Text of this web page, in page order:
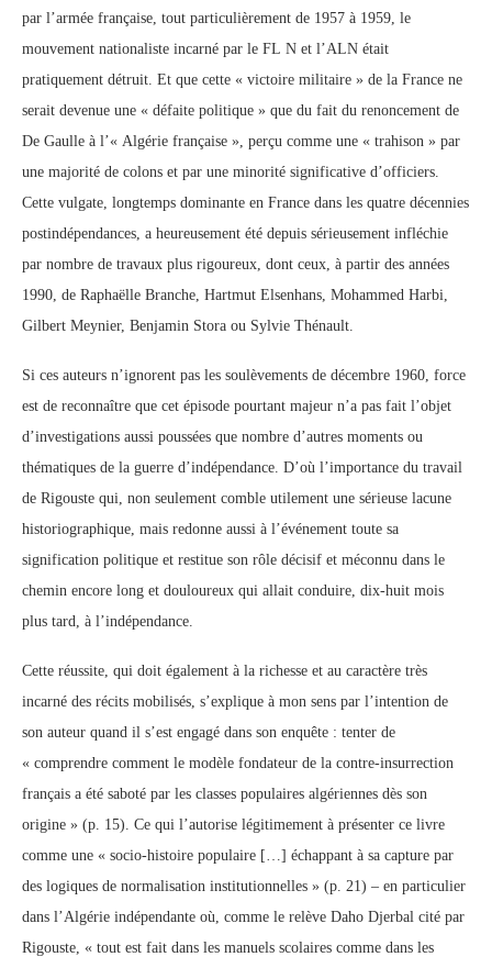
par l’armée française, tout particulièrement de 1957 à 1959, le
mouvement nationaliste incarné par le FL N et l’ALN était
pratiquement détruit. Et que cette « victoire militaire » de la France ne
serait devenue une « défaite politique » que du fait du renoncement de
De Gaulle à l’« Algérie française », perçu comme une « trahison » par
une majorité de colons et par une minorité significative d’officiers.
Cette vulgate, longtemps dominante en France dans les quatre décennies
postindépendances, a heureusement été depuis sérieusement infléchie
par nombre de travaux plus rigoureux, dont ceux, à partir des années
1990, de Raphaëlle Branche, Hartmut Elsenhans, Mohammed Harbi,
Gilbert Meynier, Benjamin Stora ou Sylvie Thénault.
Si ces auteurs n’ignorent pas les soulèvements de décembre 1960, force
est de reconnaître que cet épisode pourtant majeur n’a pas fait l’objet
d’investigations aussi poussées que nombre d’autres moments ou
thématiques de la guerre d’indépendance. D’où l’importance du travail
de Rigouste qui, non seulement comble utilement une sérieuse lacune
historiographique, mais redonne aussi à l’événement toute sa
signification politique et restitue son rôle décisif et méconnu dans le
chemin encore long et douloureux qui allait conduire, dix-huit mois
plus tard, à l’indépendance.
Cette réussite, qui doit également à la richesse et au caractère très
incarné des récits mobilisés, s’explique à mon sens par l’intention de
son auteur quand il s’est engagé dans son enquête : tenter de
« comprendre comment le modèle fondateur de la contre-insurrection
français a été saboté par les classes populaires algériennes dès son
origine » (p. 15). Ce qui l’autorise légitimement à présenter ce livre
comme une « socio-histoire populaire […] échappant à sa capture par
des logiques de normalisation institutionnelles » (p. 21) – en particulier
dans l’Algérie indépendante où, comme le relève Daho Djerbal cité par
Rigouste, « tout est fait dans les manuels scolaires comme dans les